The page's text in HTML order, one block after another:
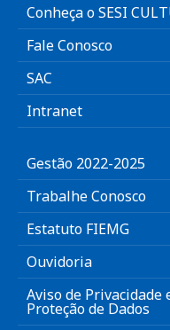
Conheça o SESI
Fale Conosco
SAC
Intranet
Gestão 2022-2025
Trabalhe Conosco
Estatuto FIEMG
Ouvidoria
Aviso de Privacidade
Proteção de Dados